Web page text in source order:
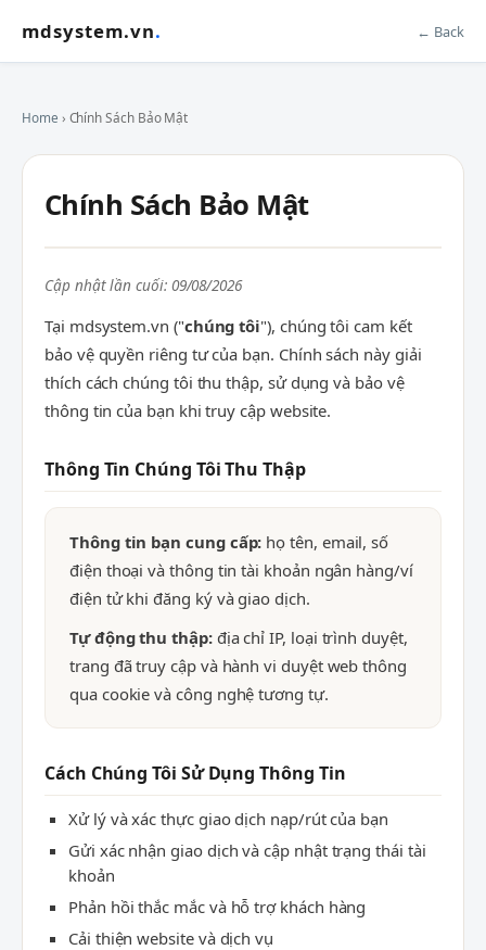
mdsystem.vn. ← Back
Home › Chính Sách Bảo Mật
Chính Sách Bảo Mật
Cập nhật lần cuối: 09/08/2026
Tại mdsystem.vn ("chúng tôi"), chúng tôi cam kết
bảo vệ quyền riêng tư của bạn. Chính sách này giải
thích cách chúng tôi thu thập, sử dụng và bảo vệ
thông tin của bạn khi truy cập website.
Thông Tin Chúng Tôi Thu Thập
Thông tin bạn cung cấp: họ tên, email, số
điện thoại và thông tin tài khoản ngân hàng/ví
điện tử khi đăng ký và giao dịch.
Tự động thu thập:địa chỉ IP, loại trình duyệt,
trang đã truy cập và hành vi duyệt web thông
qua cookie và công nghệ tương tự.
Cách Chúng Tôi Sử Dụng Thông Tin
Xử lý và xác thực giao dịch nạp/rút của bạn
Gửi xác nhận giao dịch và cập nhật trạng thái tài
khoản
Phản hồi thắc mắc và hỗ trợ khách hàng
Cải thiện website và dịch vụ